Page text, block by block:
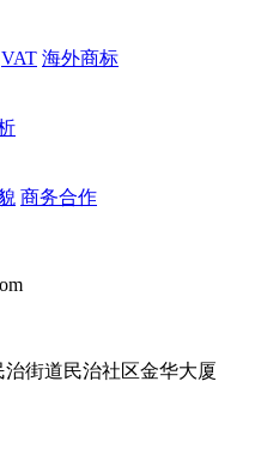
VAT 海外商标
商务合作
街道民治社区金华大厦